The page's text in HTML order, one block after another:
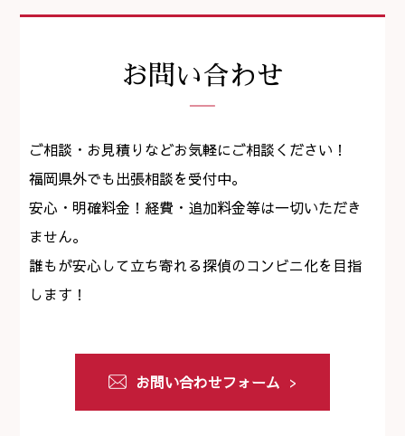
お問い合わせ
ご相談・お見積りなどお気軽にご相談ください！
福岡県外でも出張相談を受付中。
安心・明確料金！経費・追加料金等は一切いただき
ません。
誰もが安心して立ち寄れる探偵のコンビニ化を目指
します！
お問い合わせフォーム >